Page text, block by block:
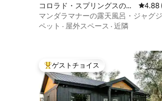
コロラド・スプリングスの一
軒家
レビュ
4.88
マンダラマナーの露天風呂・ジャグ
ペット · 屋外スペース · 近隣
大好評のゲストチョイスです。
ゲストチョイス